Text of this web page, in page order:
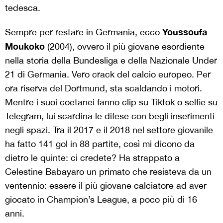
tedesca.
Sempre per restare in Germania, ecco Youssoufa
Moukoko (2004), ovvero il più giovane esordiente
nella storia della Bundesliga e della Nazionale Under
21 di Germania. Vero crack del calcio europeo. Per
ora riserva del Dortmund, sta scaldando i motori.
Mentre i suoi coetanei fanno clip su Tiktok o selfie su
Telegram, lui scardina le difese con begli inserimenti
negli spazi. Tra il 2017 e il 2018 nel settore giovanile
ha fatto 141 gol in 88 partite, così mi dicono da
dietro le quinte: ci credete? Ha strappato a
Celestine Babayaro un primato che resisteva da un
ventennio: essere il più giovane calciatore ad aver
giocato in Champion’s League, a poco più di 16
anni.